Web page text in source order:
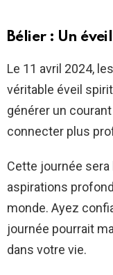
Bélier : Un
Le 11 avril 2024,
véritable éveil
générer un
connecter plus
Cette journée sera
aspirations
monde. Ayez
journée pourrait
dans votre vie.